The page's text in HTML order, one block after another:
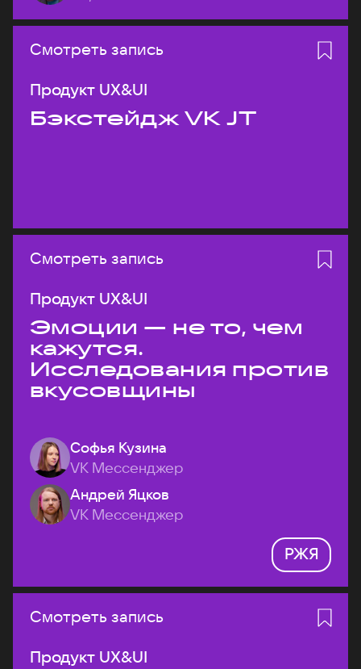
Смотреть запись
Продукт UX&UI
Бэкстейдж VK JT
Смотреть запись
Продукт UX&UI
Эмоции — не то, чем
кажутся.
Исследования против
вкусовщины
Софья Кузина
VK Мессенджер
Андрей Яцков
VK Мессенджер
РЖЯ
Смотреть запись
Продукт UX&UI